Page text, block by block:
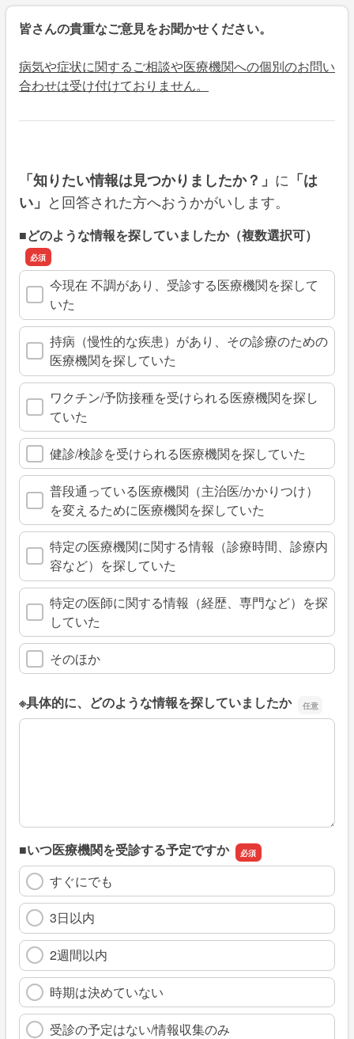
皆さんの貴重なご意見をお聞かせください。
病気や症状に関するご相談や医療機関への個別のお問い
合わせは受け付けておりません。
「知りたい情報は見つかりましたか？」 に 「は
い」 と回答された方へおうかがいします。
■どのような情報を探していましたか（複数選択可）
今現在 不調があり、受診する医療機関を探して
いた
持病（慢性的な疾患）があり、その診療のための
医療機関を探していた
ワクチン/予防接種を受けられる医療機関を探し
ていた
健診/検診を受けられる医療機関を探していた
普段通っている医療機関（主治医/かかりつけ）
を変えるために医療機関を探していた
特定の医療機関に関する情報（診療時間、診療内
容など）を探していた
特定の医師に関する情報（経歴、専門など）を探
していた
そのほか
※具体的に、どのような情報を探していましたか
※具体的に、どのような情報を探していましたか
■いつ医療機関を受診する予定ですか
すぐにでも
3日以内
2週間以内
時期は決めていない
受診の予定はない/情報収集のみ